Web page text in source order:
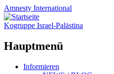
Amnesty International
Kogruppe Israel-Palästina
Hauptmenü
Zum
Informieren